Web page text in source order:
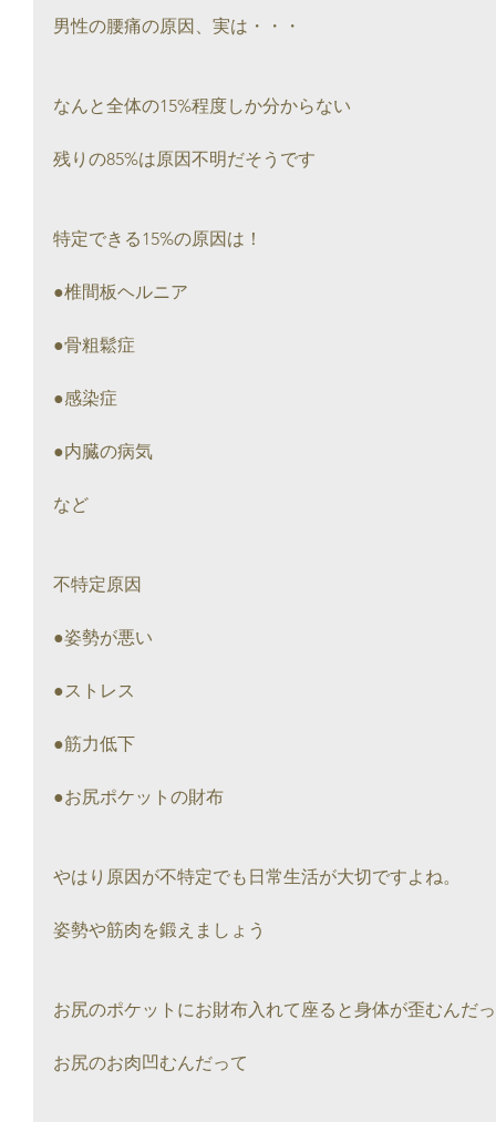
男性の腰痛の原因、実は・・・
なんと全体の15%程度しか分からない
残りの85%は原因不明だそうです
特定できる15%の原因は！
●椎間板ヘルニア
●骨粗鬆症
●感染症
●内臓の病気
など
不特定原因
●姿勢が悪い
●ストレス
●筋力低下
●お尻ポケットの財布
やはり原因が不特定でも日常生活が大切ですよね。
姿勢や筋肉を鍛えましょう
お尻のポケットにお財布入れて座ると身体が歪むんだ
お尻のお肉凹むんだって